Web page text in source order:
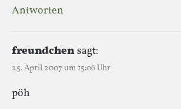
Antworten
freundchensagt:
25. April 2007 um 15:06 Uhr
pöh